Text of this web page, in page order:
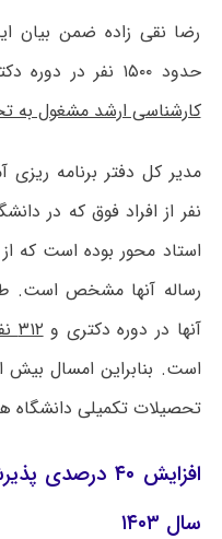
رضا نقی زاده ضمن بیان
حدود ۱۵۰۰ نفر در دوره دکتری تخصصی و
کارشناسی ارشد مشغول به
نفر از افراد فوق که در
استاد محور بوده است که
آنها در دوره دکتری و۳۱۲ نفر نیز در دوره کارشناسی ارشد
تحصیلات تکمیلی دانشگاه
افزایش ۴۰
سال ۱۴۰۳